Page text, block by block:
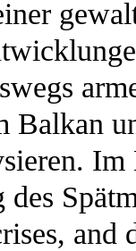
Balkan
des
and